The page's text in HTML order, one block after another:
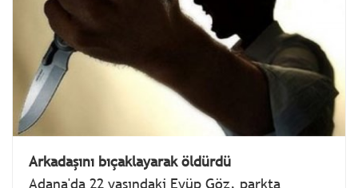
Arkadaşını bıçaklayarak öldürdü
Adana'da 22 yaşındaki Eyüp Göz, parkta